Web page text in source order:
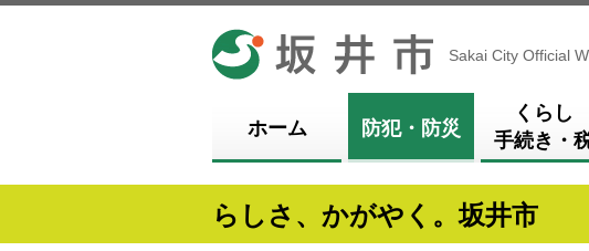
坂井市
Sakai City Official
ホーム 防犯・防災
くらし
手続き・
らしさ、かがやく。坂井市